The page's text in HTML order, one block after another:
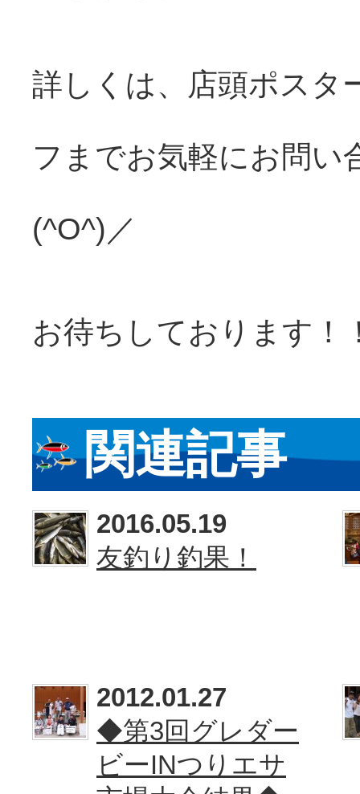
詳しくは、店頭ポスタ
フまでお気軽にお問い
(^O^)／
お待ちしております！
関連記事
2016.05.19
友釣り釣果！
2012.01.27
◆第3回グレダー
ビーINつりエサ